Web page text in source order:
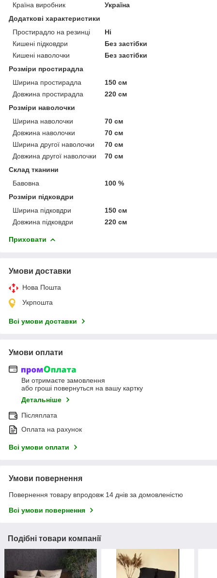
Країна виробник
Україна
Додаткові характеристики
Простирадло на резинці
Ні
Кишені підковдри
Без застібки
Кишені наволочки
Без застібки
Розміри простирадла
Ширина простирадла
150 см
Довжина простирадла
220 см
Розміри наволочки
Ширина наволочки
70 см
Довжина наволочки
70 см
Ширина другої наволочки
70 см
Довжина другої наволочки
70 см
Склад тканини
Бавовна
100 %
Розміри підковдри
Ширина підковдри
150 см
Довжина підковдри
220 см
Приховати
Умови доставки
Нова Пошта
Укрпошта
Всі умови доставки
Умови оплати
Ви отримаєте замовлення
або гроші повернуться на вашу картку
Детальніше
Післяплата
Оплата на рахунок
Всі умови оплати
Умови повернення
Повернення товару впродовж 14 днів за домовленістю
Всі умови повернення
Подібні товари компанії